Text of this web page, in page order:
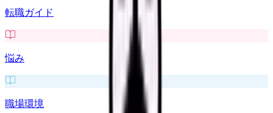
転職ガイド
悩み
職場環境